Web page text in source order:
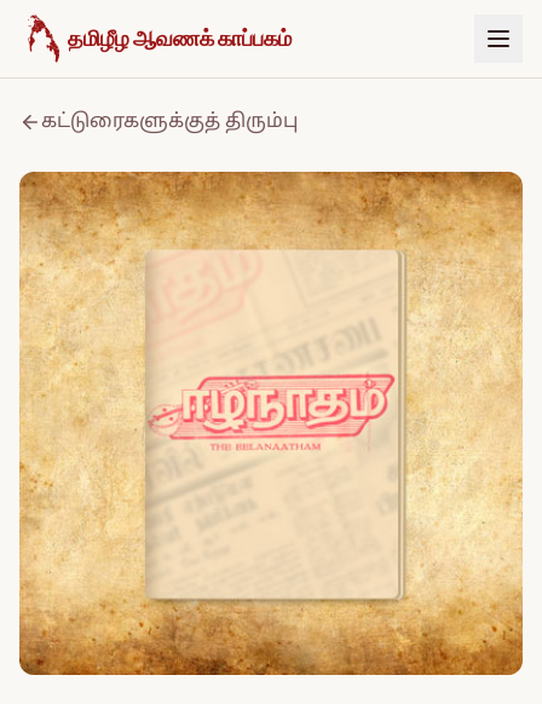
உள்ளடக்கத்திற்குச் செல்க
தமிழீழ ஆவணக் காப்பகம்
கட்டுரைகளுக்குத் திரும்பு